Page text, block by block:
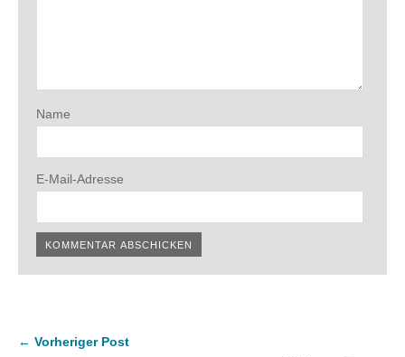
Name
E-Mail-Adresse
← Vorheriger Post